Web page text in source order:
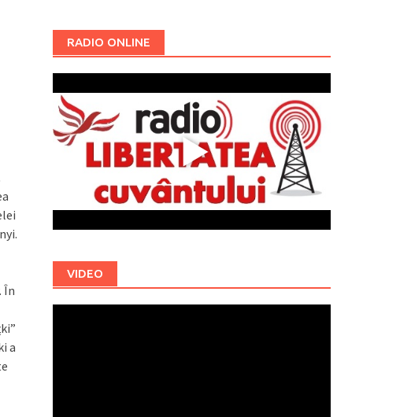
În
a
RADIO ONLINE
VIDEO